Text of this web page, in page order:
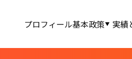
プロフィール基本政策 実績